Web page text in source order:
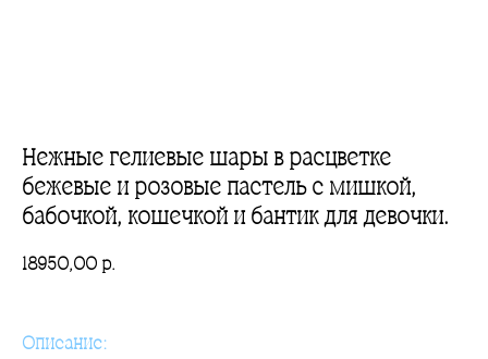
Нежные гелиевые шары в расцветке
бежевые и розовые пастель с мишкой,
бабочкой, кошечкой и бантик для девочки.
18950,00 р.
Описание: